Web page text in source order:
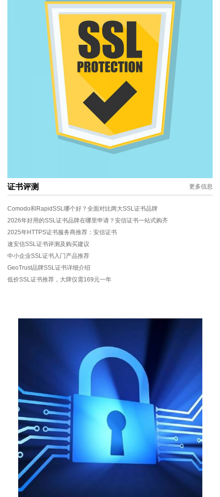
证书评测 更多信息
Comodo和RapidSSL哪个好？全面对比两大SSL证书品牌
2026年好用的SSL证书品牌在哪里申请？安信证书一站式购齐
2025年HTTPS证书服务商推荐：安信证书
速安信SSL证书评测及购买建议
中小企业SSL证书入门产品推荐
GeoTrust品牌SSL证书详细介绍
低价SSL证书推荐，大牌仅需169元一年